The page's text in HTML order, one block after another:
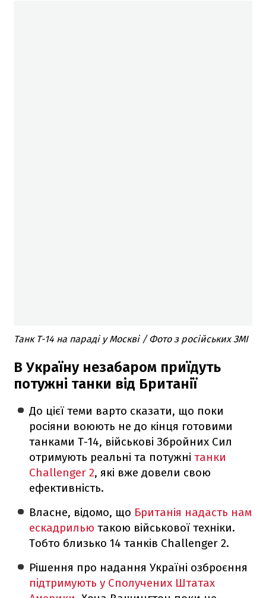
Танк Т-14 на параді у Москві / Фото з російських ЗМІ
В Україну незабаром приїдуть
потужні танки від Британії
До цієї теми варто сказати, що поки
росіяни воюють не до кінця готовими
танками Т-14, військові Збройних Сил
отримують реальні та потужні танки
Challenger 2, які вже довели свою
ефективність.
Власне, відомо, що Британія надасть нам
ескадрилью такою військової техніки.
Тобто близько 14 танків Challenger 2.
Рішення про надання Україні озброєння
підтримують у Сполучених Штатах